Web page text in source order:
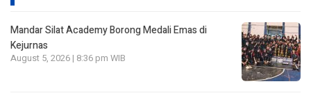
Mandar Silat Academy Borong Medali Emas di
Kejurnas
August 5, 2026 | 8:36 pm WIB